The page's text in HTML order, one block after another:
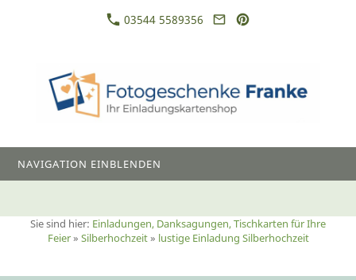
03544 5589356
NAVIGATION EINBLENDEN
Sie sind hier: Einladungen, Danksagungen, Tischkarten für Ihre
Feier» Silberhochzeit» lustige Einladung Silberhochzeit